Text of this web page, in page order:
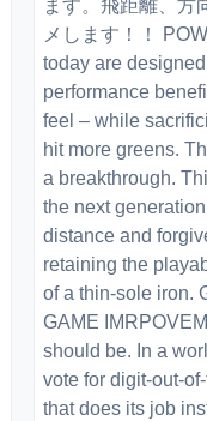
ます。飛距離、方
メします！！
today are
performance
feel – while
hit more greens.
a breakthrough.
the next
distance and
retaining the
of a thin-sole iron.
GAME
should be. In a
vote for digit-out-
that does its job